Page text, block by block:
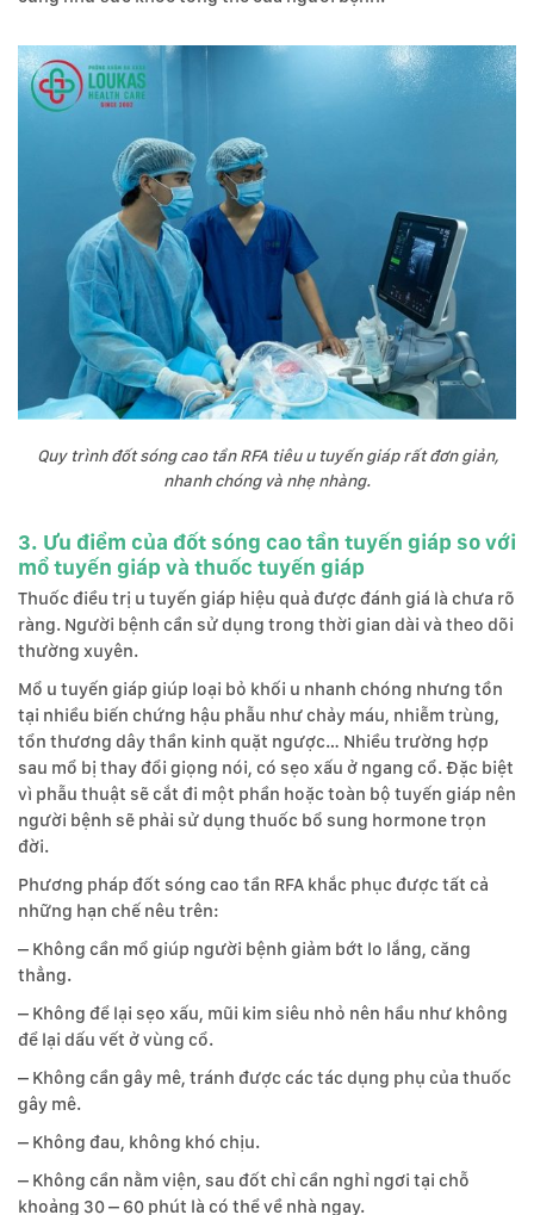
Quy trình đốt sóng cao tần RFA tiêu u tuyến giáp rất đơn giản,
nhanh chóng và nhẹ nhàng.
3. Ưu điểm của đốt sóng cao tần tuyến giáp so với
mổ tuyến giáp và thuốc tuyến giáp
Thuốc điều trị u tuyến giáp hiệu quả được đánh giá là chưa rõ
ràng. Người bệnh cần sử dụng trong thời gian dài và theo dõi
thường xuyên.
Mổ u tuyến giáp giúp loại bỏ khối u nhanh chóng nhưng tồn
tại nhiều biến chứng hậu phẫu như chảy máu, nhiễm trùng,
tổn thương dây thần kinh quặt ngược… Nhiều trường hợp
sau mổ bị thay đổi giọng nói, có sẹo xấu ở ngang cổ. Đặc biệt
vì phẫu thuật sẽ cắt đi một phần hoặc toàn bộ tuyến giáp nên
người bệnh sẽ phải sử dụng thuốc bổ sung hormone trọn
đời.
Phương pháp đốt sóng cao tần RFA khắc phục được tất cả
những hạn chế nêu trên:
– Không cần mổ giúp người bệnh giảm bớt lo lắng, căng
thẳng.
– Không để lại sẹo xấu, mũi kim siêu nhỏ nên hầu như không
để lại dấu vết ở vùng cổ.
– Không cần gây mê, tránh được các tác dụng phụ của thuốc
gây mê.
– Không đau, không khó chịu.
– Không cần nằm viện, sau đốt chỉ cần nghỉ ngơi tại chỗ
khoảng 30 – 60 phút là có thể về nhà ngay.